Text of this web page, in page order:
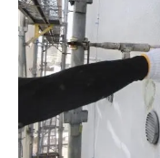
安かろう悪
まとめ